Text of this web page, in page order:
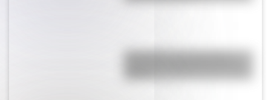
Efemérides: tres cosas que